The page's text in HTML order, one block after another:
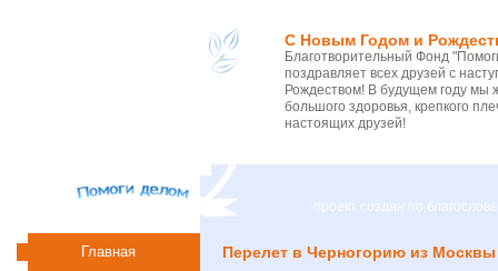
С Новым Годом и
Благотворительный Фонд
поздравляет всех друзей с
Рождеством! В будущем году
большого здоровья, крепкого
настоящих друзей!
проект создан по
Перелет в Черногорию из Москвы
Главная